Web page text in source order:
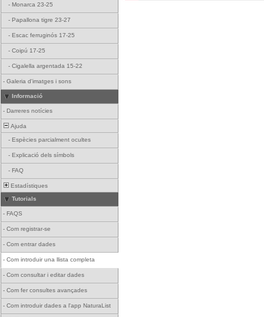
- Monarca 23-25
- Papallona tigre 23-27
- Escac ferruginós 17-25
- Coipú 17-25
- Cigalella argentada 15-22
- Galeria d'imatges i sons
Informació
- Darreres notícies
Ajuda
- Espècies parcialment ocultes
- Explicació dels símbols
- FAQ
Estadístiques
Tutorials
- FAQS
- Com registrar-se
- Com entrar dades
- Com introduir una llista completa
- Com consultar i editar dades
- Com fer consultes avançades
- Com introduir dades a l'app NaturaList